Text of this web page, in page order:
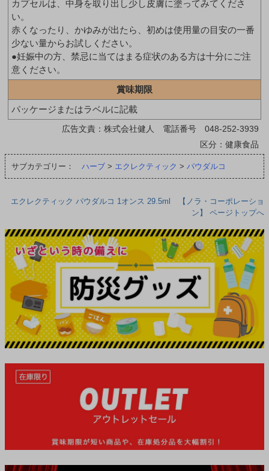
カプセルは、中身を取り出し少し皮膚に塗ってみてくださ
い。
赤くなったり、かゆみが出たら、初めは使用量の目安の一番
少ない量からお試しください。
●妊娠中の方、禁忌に当てはまる症状のある方は十分にご注
意ください。
賞味期限
パッケージまたはラベルに記載
広告文責：株式会社健人 電話番号 048-252-3939
区分：健康食品
サブカテゴリー： ハーブ > エクレクティック > パウダルコ
エクレクティック パウダルコ 1オンス 29.5ml 【ノラ・コーポレーショ
ン】 ページトップへ